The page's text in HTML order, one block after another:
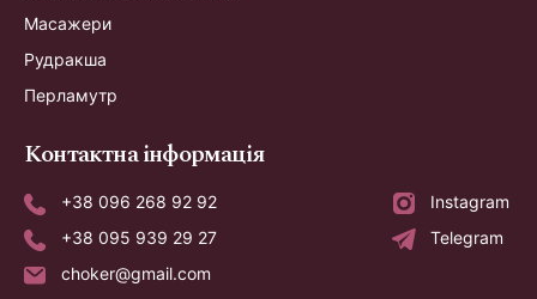
Масажери
Рудракша
Перламутр
Контактна інформація
+38 096 268 92 92
Instagram
+38 095 939 29 27
Telegram
choker@gmail.com